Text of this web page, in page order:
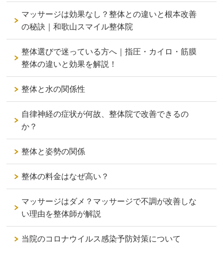
マッサージは効果なし？整体との違いと根本改善
の秘訣｜和歌山スマイル整体院
整体選びで迷っている方へ｜指圧・カイロ・筋膜
整体の違いと効果を解説！
整体と水の関係性
自律神経の症状が何故、整体院で改善できるの
か？
整体と姿勢の関係
整体の料金はなぜ高い？
マッサージはダメ？マッサージで不調が改善しな
い理由を整体師が解説
当院のコロナウイルス感染予防対策について